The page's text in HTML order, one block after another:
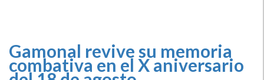
Gamonal revive su memoria
combativa en el X aniversario